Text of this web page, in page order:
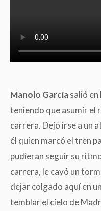
Manolo Garcíasalió en
teniendo que asumir el
carrera. Dejó irse a un
él quien marcó el tren
pudieran seguir su
carrera, le cayó un
dejar colgado aquí en
temblar el cielo de